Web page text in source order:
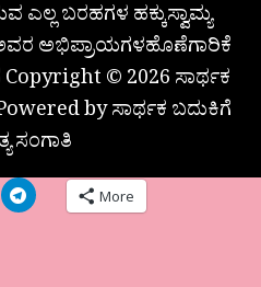
ಎಲ್ಲ ಬರಹಗಳ ಹಕ್ಕುಸ್ವಾಮ್ಯ
ಅಭಿಪ್ರಾಯಗಳಹೊಣೆಗಾರಿಕೆ
© 2026 ಸಾರ್ಥಕ
by ಸಾರ್ಥಕ ಬದುಕಿಗೆ
ಸಂಗಾತಿ
More